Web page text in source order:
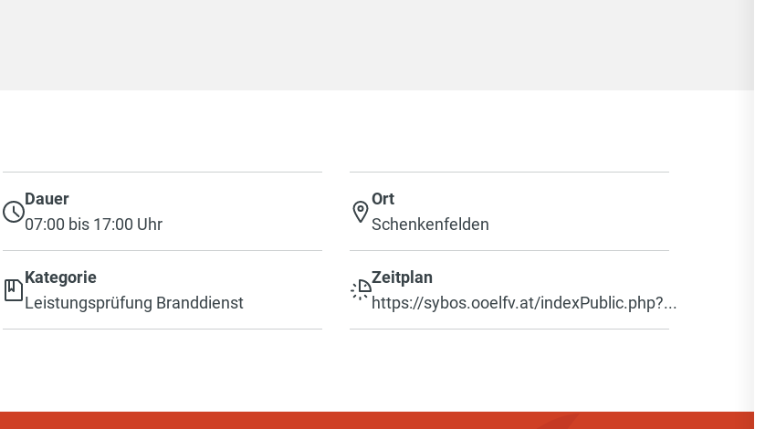
Dauer
07:00 bis 17:00 Uhr
Ort
Schenkenfelden
Kategorie
Leistungsprüfung Branddienst
Zeitplan
https://sybos.ooelfv.at/indexPublic.php?...